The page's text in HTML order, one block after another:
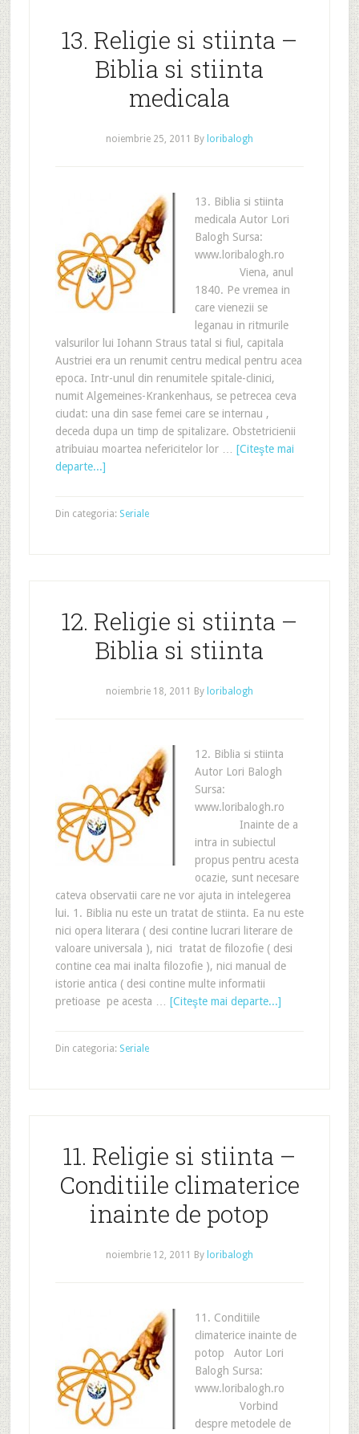
13. Religie si stiinta –
Biblia si stiinta
medicala
noiembrie 25, 2011 By loribalogh
13. Biblia si stiinta
medicala Autor Lori
Balogh Sursa:
www.loribalogh.ro
Viena, anul
1840. Pe vremea in
care vienezii se
leganau in ritmurile
valsurilor lui Iohann Straus tatal si fiul, capitala
Austriei era un renumit centru medical pentru acea
epoca. Intr-unul din renumitele spitale-clinici,
numit Algemeines-Krankenhaus, se petrecea ceva
ciudat: una din sase femei care se internau ,
deceda dupa un timp de spitalizare. Obstetricienii
atribuiau moartea nefericitelor lor … [Citeşte mai
departe...]
Din categoria: Seriale
12. Religie si stiinta –
Biblia si stiinta
noiembrie 18, 2011 By loribalogh
12. Biblia si stiinta
Autor Lori Balogh
Sursa:
www.loribalogh.ro
Inainte de a
intra in subiectul
propus pentru acesta
ocazie, sunt necesare
cateva observatii care ne vor ajuta in intelegerea
lui. 1. Biblia nu este un tratat de stiinta. Ea nu este
nici opera literara ( desi contine lucrari literare de
valoare universala ), nici tratat de filozofie ( desi
contine cea mai inalta filozofie ), nici manual de
istorie antica ( desi contine multe informatii
pretioase pe acesta … [Citeşte mai departe...]
Din categoria: Seriale
11. Religie si stiinta –
Conditiile climaterice
inainte de potop
noiembrie 12, 2011 By loribalogh
11. Conditiile
climaterice inainte de
potop Autor Lori
Balogh Sursa:
www.loribalogh.ro
Vorbind
despre metodele de